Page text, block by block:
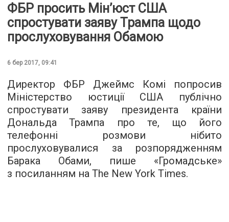
ФБР просить Мін’юст США
спростувати заяву Трампа щодо
прослуховування Обамою
6 бер 2017, 09:41
Директор ФБР Джеймс Комі попросив
Міністерство юстиції США публічно
спростувати заяву президента країни
Дональда Трампа про те, що його
телефонні розмови нібито
прослуховувалися за розпорядженням
Барака Обами, пише «Громадське»
з посиланням на The New York Times.